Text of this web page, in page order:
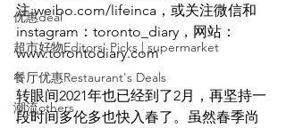
优惠deal
超市好物Editors' Picks | supermarket
餐厅优惠Restaurant's Deals
潮流others
注:weibo.com/lifeinca，或关注微信和
instagram：toronto_diary，网站：
www.torontodiary.com
转眼间2021年也已经到了2月，再坚持一
段时间多伦多也快入春了。虽然春季尚